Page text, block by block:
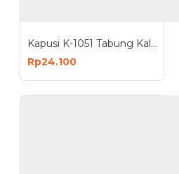
Kapusi K-1051 Tabung Kaleng Oli 200cc Oil Can 200ml Pipa Fleksibel
Rp24.100